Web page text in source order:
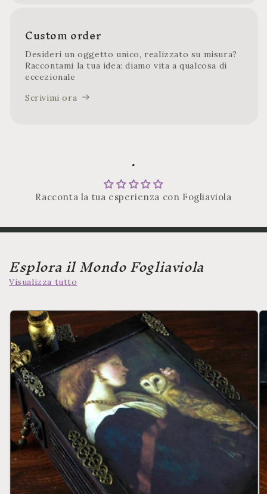
Custom order
Desideri un oggetto unico, realizzato su misura?
Raccontami la tua idea: diamo vita a qualcosa di
eccezionale
Scrivimi ora
.
Racconta la tua esperienza con Fogliaviola
Esplora il Mondo Fogliaviola
Visualizza tutto